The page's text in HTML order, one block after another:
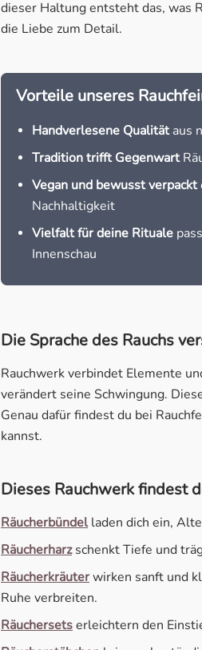
3. Rituale bewusst
dieser Haltung entsteht das, was
die Liebe zum Detail.
Vorteile unseres
Handverlesene Qualitätaus
Tradition trifft Gegenwart
Vegan und bewusst verpackt
Nachhaltigkeit
Vielfalt für deine Rituale
Innenschau
Die Sprache des Rauchs
Rauchwerk verbindet Elemente
verändert seine Schwingung.
Genau dafür findest du bei
kannst.
Dieses Rauchwerk findest
Räucherbündelladen dich ein,
Räucherharzschenkt Tiefe und
Räucherkräuterwirken sanft und
Ruhe verbreiten.
Räuchersetserleichtern den